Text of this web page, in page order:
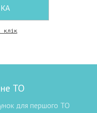
клік
ТО
для першого ТО